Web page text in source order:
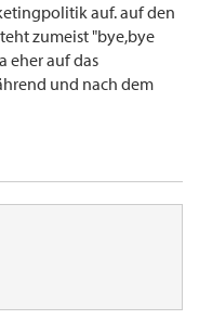
auf. auf den
zumeist "bye,bye
eher auf das
und nach dem